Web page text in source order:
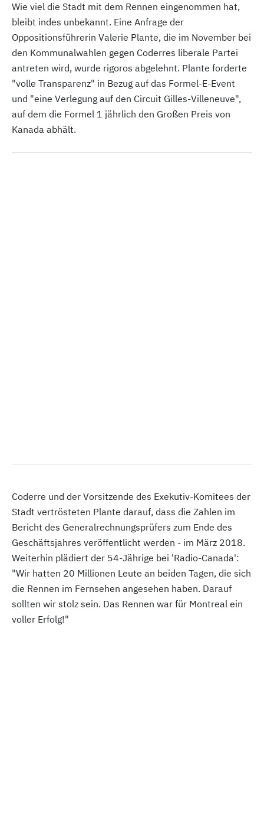
Wie viel die Stadt mit dem Rennen eingenommen hat,
bleibt indes unbekannt. Eine Anfrage der
Oppositionsführerin Valerie Plante, die im November bei
den Kommunalwahlen gegen Coderres liberale Partei
antreten wird, wurde rigoros abgelehnt. Plante forderte
"volle Transparenz" in Bezug auf das Formel-E-Event
und "eine Verlegung auf den Circuit Gilles-Villeneuve",
auf dem die Formel 1 jährlich den Großen Preis von
Kanada abhält.
Coderre und der Vorsitzende des Exekutiv-Komitees der
Stadt vertrösteten Plante darauf, dass die Zahlen im
Bericht des Generalrechnungsprüfers zum Ende des
Geschäftsjahres veröffentlicht werden - im März 2018.
Weiterhin plädiert der 54-Jährige bei 'Radio-Canada':
"Wir hatten 20 Millionen Leute an beiden Tagen, die sich
die Rennen im Fernsehen angesehen haben. Darauf
sollten wir stolz sein. Das Rennen war für Montreal ein
voller Erfolg!"